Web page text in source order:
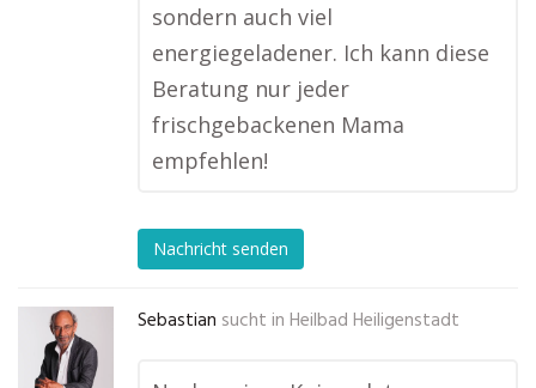
sondern auch viel
energiegeladener. Ich kann diese
Beratung nur jeder
frischgebackenen Mama
empfehlen!
Nachricht senden
Sebastian sucht in Heilbad Heiligenstadt